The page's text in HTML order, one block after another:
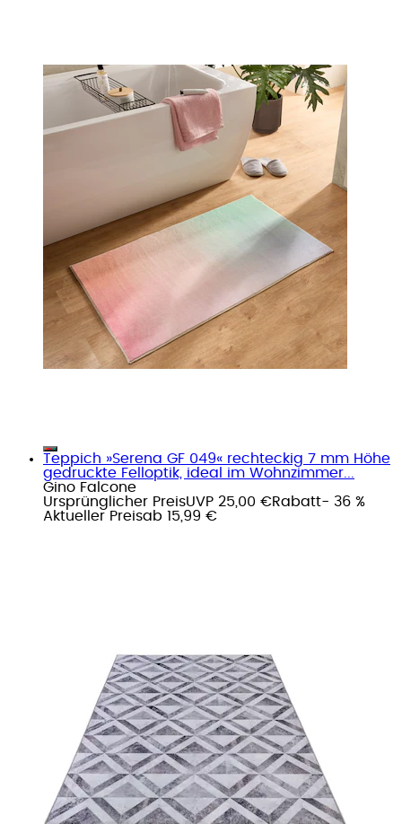
Teppich »Serena GF 049« rechteckig 7 mm Höhe
gedruckte Felloptik, ideal im Wohnzimmer...
Gino Falcone
Ursprünglicher PreisUVP 25,00 €Rabatt- 36 %
Aktueller Preisab 15,99 €